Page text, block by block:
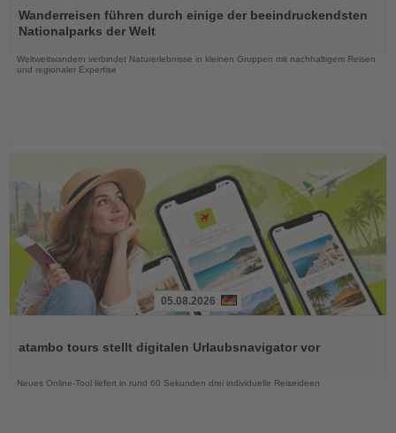
Sie
die
Nachrichten
Wanderreisen führen durch einige der beeindruckendsten
Nationalparks der Welt
Weltweitwandern verbindet Naturerlebnisse in kleinen Gruppen mit nachhaltigem Reisen
und regionaler Expertise
die
05.08.2026
atambo tours stellt digitalen Urlaubsnavigator vor
Neues Online-Tool liefert in rund 60 Sekunden drei individuelle Reiseideen